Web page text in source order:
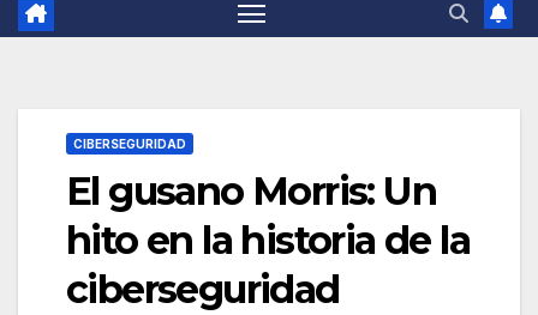
CIBERSEGURIDAD
El gusano Morris: Un
hito en la historia de la
ciberseguridad